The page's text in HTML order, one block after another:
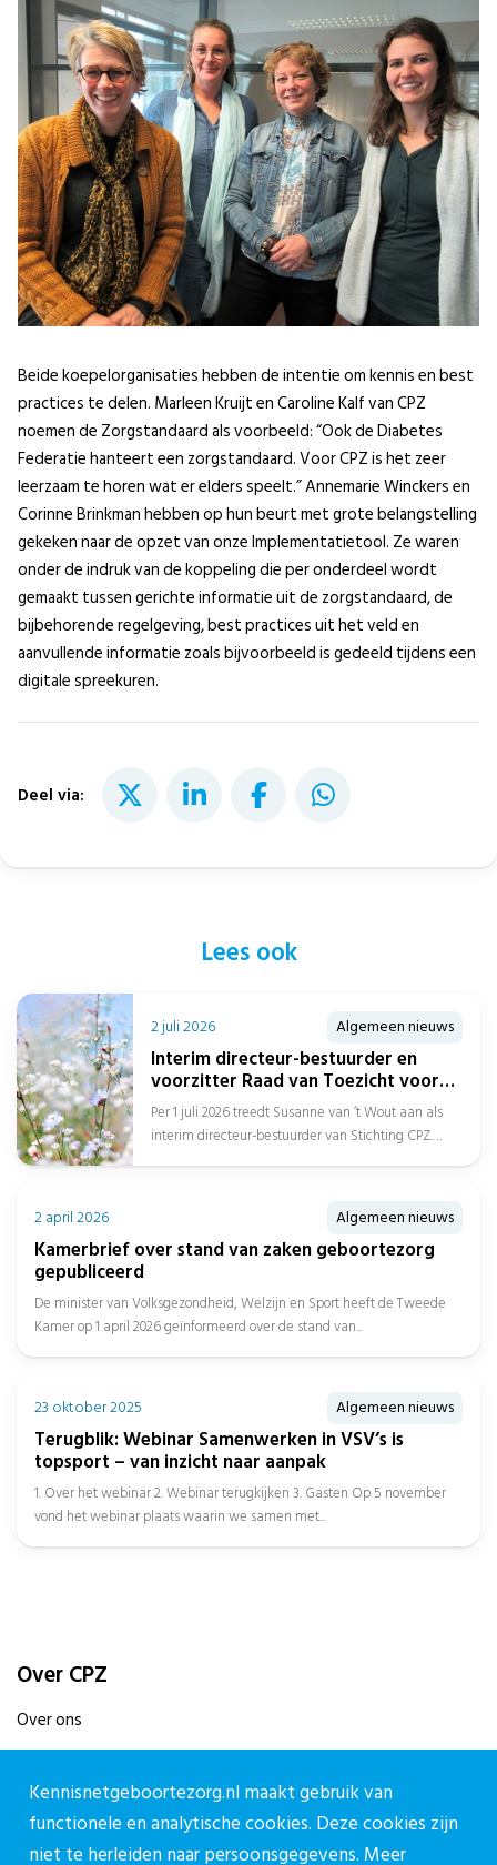
Beide koepelorganisaties hebben de intentie om kennis en best
practices te delen. Marleen Kruijt en Caroline Kalf van CPZ
noemen de Zorgstandaard als voorbeeld: “Ook de Diabetes
Federatie hanteert een zorgstandaard. Voor CPZ is het zeer
leerzaam te horen wat er elders speelt.” Annemarie Winckers en
Corinne Brinkman hebben op hun beurt met grote belangstelling
gekeken naar de opzet van onze Implementatietool. Ze waren
onder de indruk van de koppeling die per onderdeel wordt
gemaakt tussen gerichte informatie uit de zorgstandaard, de
bijbehorende regelgeving, best practices uit het veld en
aanvullende informatie zoals bijvoorbeeld is gedeeld tijdens een
digitale spreekuren.
Deel via:
Lees ook
2 juli 2026 Algemeen nieuws
Interim directeur-bestuurder en
voorzitter Raad van Toezicht voor
Stichting CPZ
Per 1 juli 2026 treedt Susanne van ‘t Wout aan als
interim directeur-bestuurder van Stichting CPZ.
2 april 2026 Algemeen nieuws
Kamerbrief over stand van zaken geboortezorg
gepubliceerd
De minister van Volksgezondheid, Welzijn en Sport heeft de Tweede
Kamer op 1 april 2026 geïnformeerd over de stand van...
23 oktober 2025 Algemeen nieuws
Terugblik: Webinar Samenwerken in VSV’s is
topsport – van inzicht naar aanpak
1. Over het webinar 2. Webinar terugkijken 3. Gasten Op 5 november
vond het webinar plaats waarin we samen met...
Over CPZ
Over ons
Vacatures
Contact
Contact
Kennisnetgeboortezorg.nl maakt gebruik van
functionele en analytische cookies. Deze cookies zijn
niet te herleiden naar persoonsgegevens. Meer